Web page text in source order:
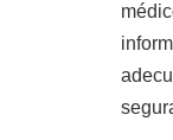
caracteres